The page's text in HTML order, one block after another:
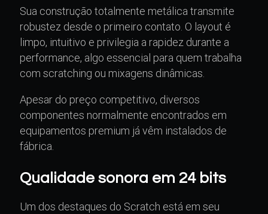
Sua construção totalmente metálica transmite
robustez desde o primeiro contato. O layout é
limpo, intuitivo e privilegia a rapidez durante a
performance, algo essencial para quem trabalha
com scratching ou mixagens dinâmicas.
Apesar do preço competitivo, diversos
componentes normalmente encontrados em
equipamentos premium já vêm instalados de
fábrica.
Qualidade sonora em 24 bits
Um dos destaques do Scratch está em seu